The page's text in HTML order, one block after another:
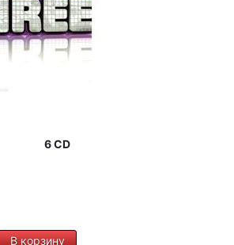
6 CD
В корзину